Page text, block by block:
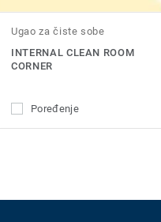
Ugao za čiste sobe
INTERNAL CLEAN ROOM
CORNER
Poređenje